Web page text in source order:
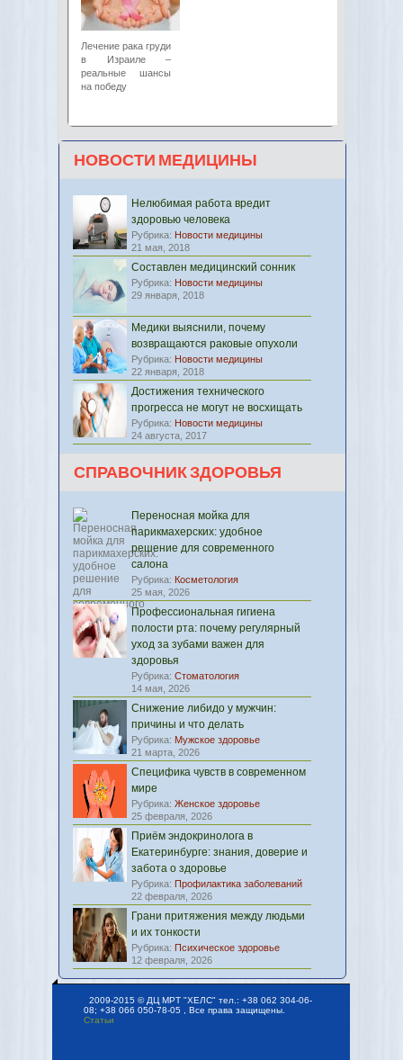
Лечение рака груди
в Израиле –
реальные шансы
на победу
НОВОСТИ МЕДИЦИНЫ
Нелюбимая работа вредит
здоровью человека
Рубрика: Новости медицины
21 мая, 2018
Составлен медицинский сонник
Рубрика: Новости медицины
29 января, 2018
Медики выяснили, почему
возвращаются раковые опухоли
Рубрика: Новости медицины
22 января, 2018
Достижения технического
прогресса не могут не восхищать
Рубрика: Новости медицины
24 августа, 2017
СПРАВОЧНИК ЗДОРОВЬЯ
Переносная мойка для
парикмахерских: удобное
решение для современного
салона
Рубрика: Косметология
25 мая, 2026
Профессиональная гигиена
полости рта: почему регулярный
уход за зубами важен для
здоровья
Рубрика: Стоматология
14 мая, 2026
Снижение либидо у мужчин:
причины и что делать
Рубрика: Мужское здоровье
21 марта, 2026
Специфика чувств в современном
мире
Рубрика: Женское здоровье
25 февраля, 2026
Приём эндокринолога в
Екатеринбурге: знания, доверие и
забота о здоровье
Рубрика: Профилактика заболеваний
22 февраля, 2026
Грани притяжения между людьми
и их тонкости
Рубрика: Психическое здоровье
12 февраля, 2026
2009-2015 © ДЦ МРТ "ХЕЛС" тел.: +38 062 304-06-
08; +38 066 050-78-05 , Все права защищены.
Статьи